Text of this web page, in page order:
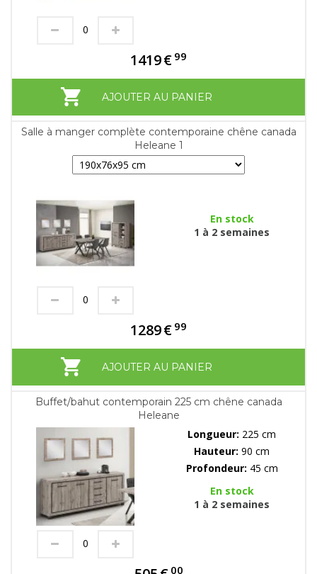
1419€ 99
AJOUTER AU PANIER
Salle à manger complète contemporaine chêne canada
Heleane 1
En stock
1 à 2 semaines
1289€ 99
AJOUTER AU PANIER
Buffet/bahut contemporain 225 cm chêne canada
Heleane
Longueur: 225 cm
Hauteur: 90 cm
Profondeur: 45 cm
En stock
1 à 2 semaines
00